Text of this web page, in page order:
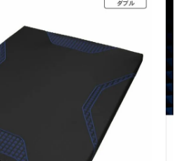
ワークデスク ウィルトンラ